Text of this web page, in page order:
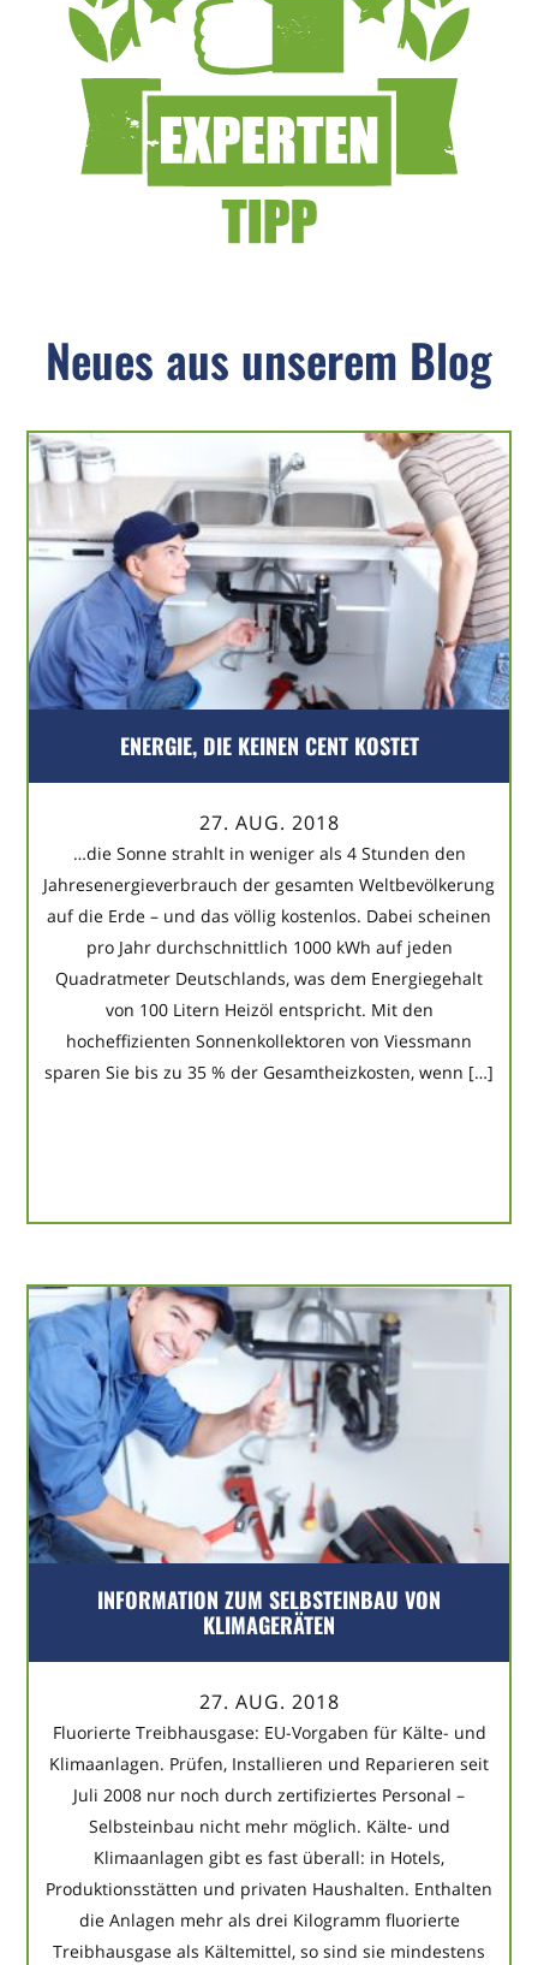
Neues aus unserem Blog
ENERGIE, DIE KEINEN CENT KOSTET
27. AUG. 2018
…die Sonne strahlt in weniger als 4 Stunden den
Jahresenergieverbrauch der gesamten Weltbevölkerung
auf die Erde – und das völlig kostenlos. Dabei scheinen
pro Jahr durchschnittlich 1000 kWh auf jeden
Quadratmeter Deutschlands, was dem Energiegehalt
von 100 Litern Heizöl entspricht. Mit den
hocheffizienten Sonnenkollektoren von Viessmann
sparen Sie bis zu 35 % der Gesamtheizkosten, wenn […]
INFORMATION ZUM SELBSTEINBAU VON
KLIMAGERÄTEN
27. AUG. 2018
Fluorierte Treibhausgase: EU-Vorgaben für Kälte- und
Klimaanlagen. Prüfen, Installieren und Reparieren seit
Juli 2008 nur noch durch zertifiziertes Personal –
Selbsteinbau nicht mehr möglich. Kälte- und
Klimaanlagen gibt es fast überall: in Hotels,
Produktionsstätten und privaten Haushalten. Enthalten
die Anlagen mehr als drei Kilogramm fluorierte
Treibhausgase als Kältemittel, so sind sie mindestens